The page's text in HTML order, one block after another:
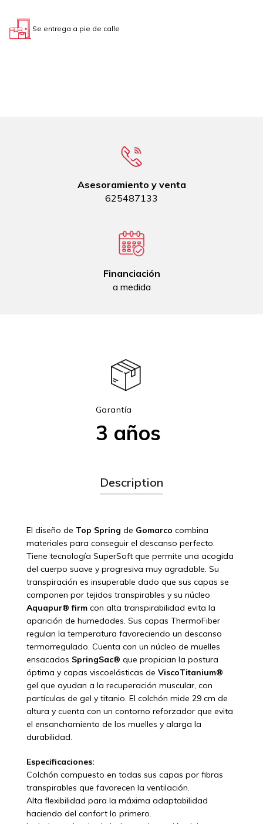
Se entrega a pie de calle
Asesoramiento y venta
625487133
Financiación
a medida
Garantía
3 años
Description
El diseño de Top Spring de Gomarco combina
materiales para conseguir el descanso perfecto.
Tiene tecnología SuperSoft que permite una acogida
del cuerpo suave y progresiva muy agradable. Su
transpiración es insuperable dado que sus capas se
componen por tejidos transpirables y su núcleo
Aquapur® firmcon alta transpirabilidad evita la
aparición de humedades. Sus capas ThermoFiber
regulan la temperatura favoreciendo un descanso
termorregulado. Cuenta con un núcleo de muelles
ensacados SpringSac® que propician la postura
óptima y capas viscoelásticas de ViscoTitanium®
gel que ayudan a la recuperación muscular, con
partículas de gel y titanio. El colchón mide 29 cm de
altura y cuenta con un contorno reforzador que evita
el ensanchamiento de los muelles y alarga la
durabilidad.
Especificaciones:
Colchón compuesto en todas sus capas por fibras
transpirables que favorecen la ventilación.
Alta flexibilidad para la máxima adaptabilidad
haciendo del confort lo primero.